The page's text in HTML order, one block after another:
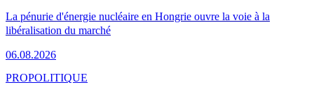
La pénurie d'énergie nucléaire en Hongrie ouvre la voie à la
libéralisation du marché
06.08.2026
PROPOLITIQUE